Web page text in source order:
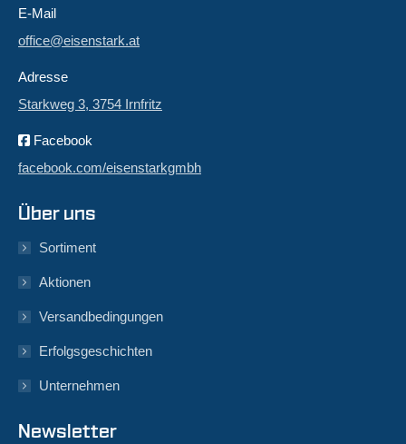
E-Mail
office@eisenstark.at
Adresse
Starkweg 3, 3754 Irnfritz
Facebook
facebook.com/eisenstarkgmbh
Über uns
Sortiment
Aktionen
Versandbedingungen
Erfolgsgeschichten
Unternehmen
Newsletter